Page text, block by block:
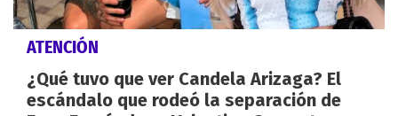
ATENCIÓN
¿Qué tuvo que ver Candela Arizaga? El
escándalo que rodeó la separación de